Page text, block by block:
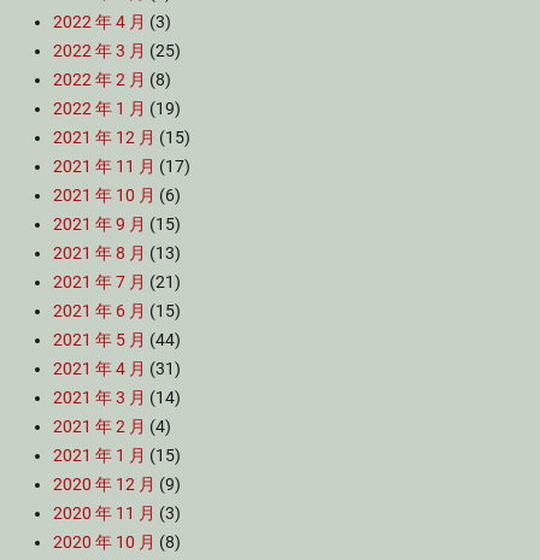
2022 年 4 月 (3)
2022 年 3 月 (25)
2022 年 2 月 (8)
2022 年 1 月 (19)
2021 年 12 月 (15)
2021 年 11 月 (17)
2021 年 10 月 (6)
2021 年 9 月 (15)
2021 年 8 月 (13)
2021 年 7 月 (21)
2021 年 6 月 (15)
2021 年 5 月 (44)
2021 年 4 月 (31)
2021 年 3 月 (14)
2021 年 2 月 (4)
2021 年 1 月 (15)
2020 年 12 月 (9)
2020 年 11 月 (3)
2020 年 10 月 (8)